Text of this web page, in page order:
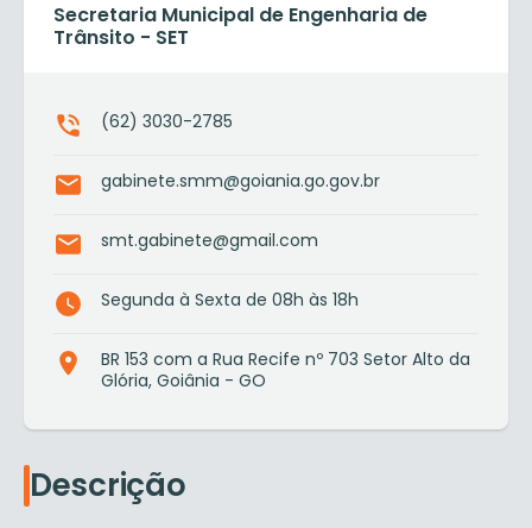
Secretaria Municipal de Engenharia de
Trânsito - SET
(62) 3030-2785
gabinete.smm@goiania.go.gov.br
smt.gabinete@gmail.com
Segunda à Sexta de 08h às 18h
BR 153 com a Rua Recife nº 703 Setor Alto da
Glória, Goiânia - GO
Descrição